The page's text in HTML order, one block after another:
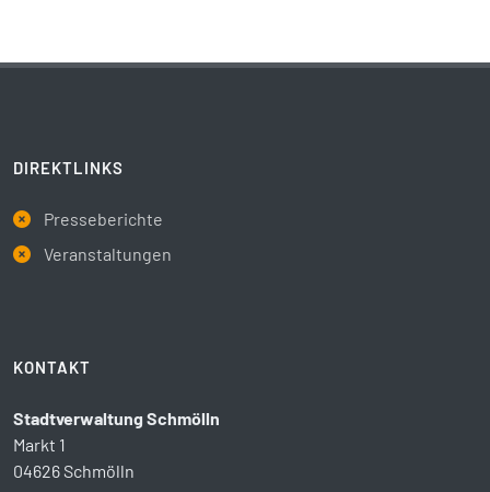
DIREKTLINKS
Presseberichte
Veranstaltungen
KONTAKT
Stadtverwaltung Schmölln
Markt 1
04626 Schmölln